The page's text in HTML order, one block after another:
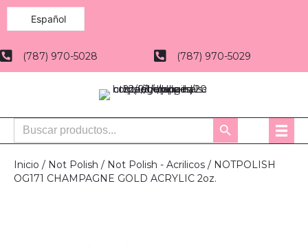
Español
(787) 970-5028 (787) 970-5029
Buscar:
Botón
de
búsqueda
Inicio / Not Polish / Not Polish - Acrilicos / NOTPOLISH
OG171 CHAMPAGNE GOLD ACRYLIC 2oz.